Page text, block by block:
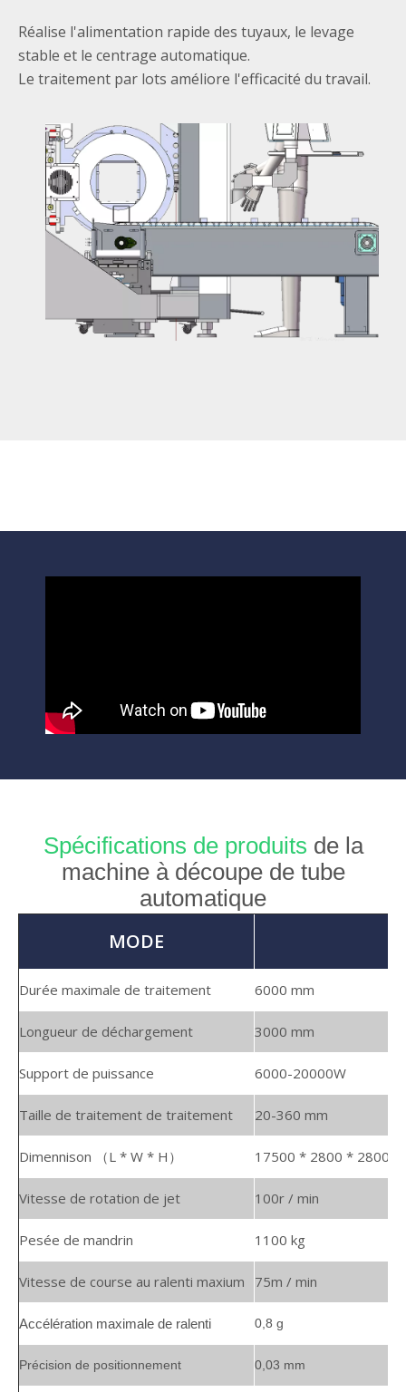
Réalise l'alimentation rapide des tuyaux, le levage
stable et le centrage automatique.
Le traitement par lots améliore l'efficacité du travail.
Spécifications de produits de la
machine à découpe de tube
automatique
MODE
Durée maximale de traitement 6000 mm
Longueur de déchargement 3000 mm
Support de puissance 6000-20000W
Taille de traitement de traitement 20-360 mm
Dimennison （L * W * H） 17500 * 2800 * 2800
Vitesse de rotation de jet 100r / min
Pesée de mandrin 1100 kg
Vitesse de course au ralenti maxium 75m / min
Accélération maximale de ralenti 0,8 g
Précision de positionnement 0,03 mm